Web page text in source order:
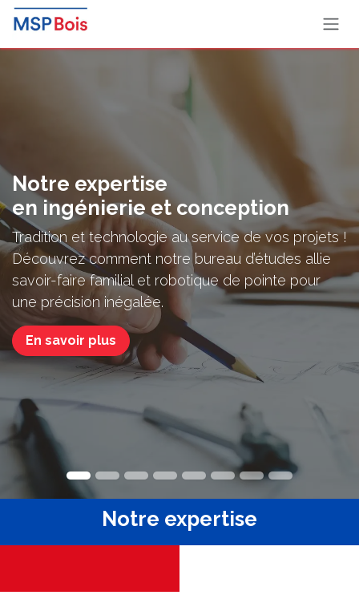
Se rendre au contenu
Notre expertise
en ingénierie et conception
Tradition et technologie au service de vos projets !
Découvrez comment notre bureau d’études allie
savoir-faire familial et robotique de pointe pour
une précision inégalée.
En savoir plus
Notre expertise